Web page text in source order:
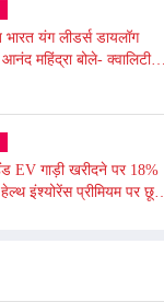
भारत यंग लीडर्स डायलॉग
महिंद्रा बोले- क्वालिटी
EV गाड़ी खरीदने पर 18%
इंश्योरेंस प्रीमियम पर छूट